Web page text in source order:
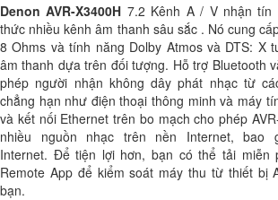
Denon AVR-X3400H 7.2 Kênh A / V nhận tín
thức nhiều kênh âm thanh sâu sắc . Nó cung
8 Ohms và tính năng Dolby Atmos và DTS: X
âm thanh dựa trên đối tượng. Hỗ trợ Bluetooth
phép người nhận không dây phát nhạc từ
chẳng hạn như điện thoại thông minh và máy
và kết nối Ethernet trên bo mạch cho phép
nhiều nguồn nhạc trên nền Internet, bao
Internet. Để tiện lợi hơn, bạn có thể tải miễn
Remote App để kiểm soát máy thu từ thiết bị
bạn.